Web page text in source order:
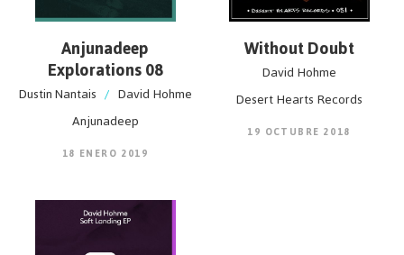
Anjunadeep
Explorations 08
Dustin Nantais / David Hohme
Anjunadeep
18 ENERO 2019
Without Doubt
David Hohme
Desert Hearts Records
19 OCTUBRE 2018